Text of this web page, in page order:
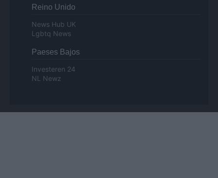
Reino Unido
News Hub UK
Lgbtq News
Paeses Bajos
Investeren 24
NL Newz